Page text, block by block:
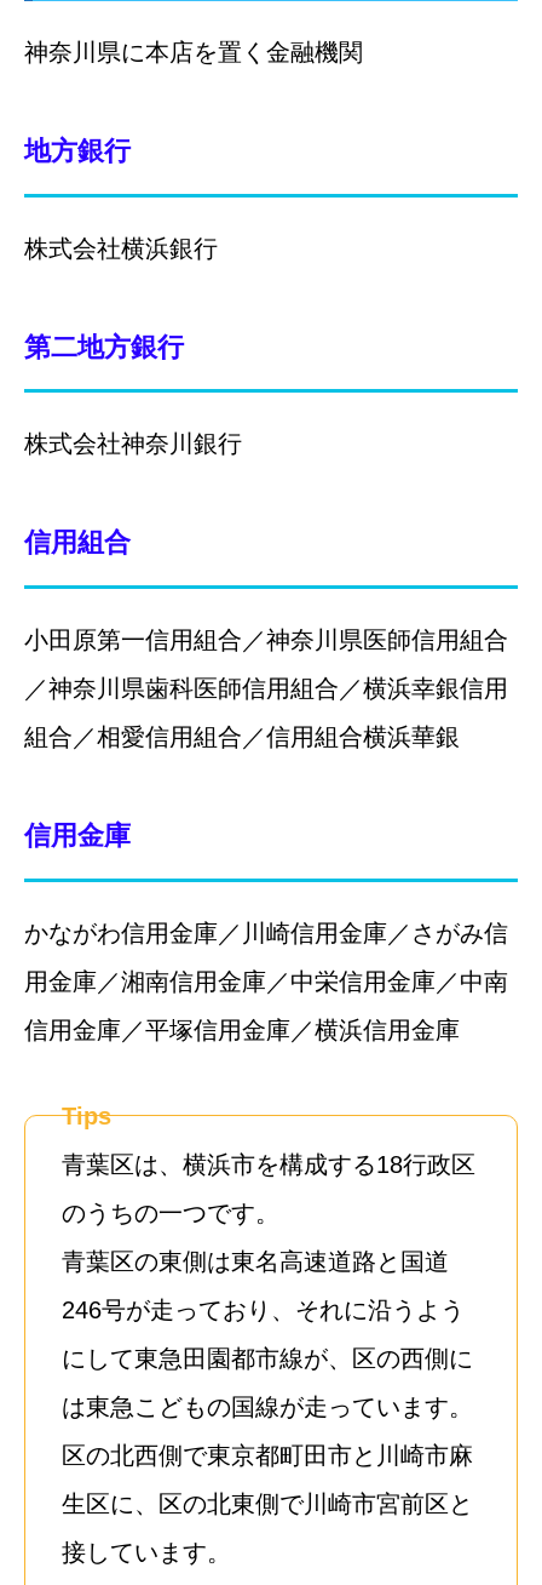
神奈川県に本店を置く金融機関
地方銀行
株式会社横浜銀行
第二地方銀行
株式会社神奈川銀行
信用組合
小田原第一信用組合／神奈川県医師信用組合
／神奈川県歯科医師信用組合／横浜幸銀信用
組合／相愛信用組合／信用組合横浜華銀
信用金庫
かながわ信用金庫／川崎信用金庫／さがみ信
用金庫／湘南信用金庫／中栄信用金庫／中南
信用金庫／平塚信用金庫／横浜信用金庫
Tips
青葉区は、横浜市を構成する18行政区
のうちの一つです。
青葉区の東側は東名高速道路と国道
246号が走っており、それに沿うよう
にして東急田園都市線が、区の西側に
は東急こどもの国線が走っています。
区の北西側で東京都町田市と川崎市麻
生区に、区の北東側で川崎市宮前区と
接しています。